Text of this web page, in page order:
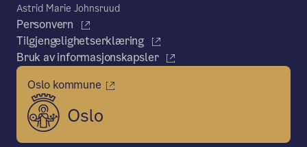
Astrid Marie Johnsruud
Personvern
Tilgjengelighetserklæring
Bruk av informasjonskapsler
Oslo kommune